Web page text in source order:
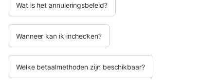
Wat is het annuleringsbeleid?
Wanneer kan ik inchecken?
Welke betaalmethoden zijn beschikbaar?